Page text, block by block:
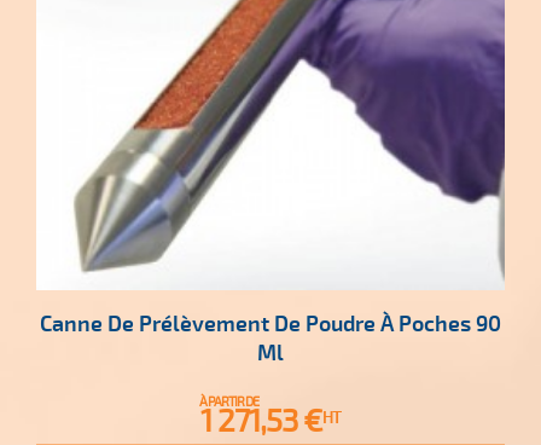
Canne De Prélèvement De Poudre À Poches 90
Ml
À PARTIR DE
Prix
1 271,53 €HT